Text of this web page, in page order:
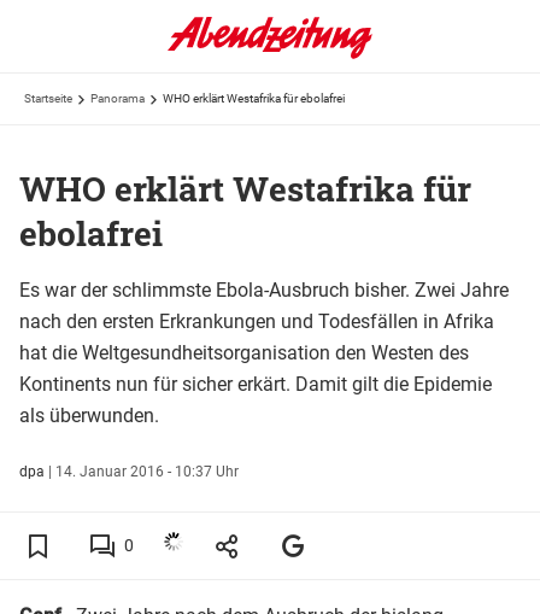
Startseite Panorama WHO erklärt Westafrika für ebolafrei
WHO erklärt Westafrika für
ebolafrei
Es war der schlimmste Ebola-Ausbruch bisher. Zwei Jahre
nach den ersten Erkrankungen und Todesfällen in Afrika
hat die Weltgesundheitsorganisation den Westen des
Kontinents nun für sicher erkärt. Damit gilt die Epidemie
als überwunden.
dpa | 14. Januar 2016 - 10:37 Uhr
0